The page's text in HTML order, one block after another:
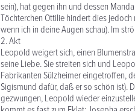
sein), hat gegen ihn und dessen
Töchterchen Ottilie hindert dies
wenn ich in deine Augen schau). Im
2. Akt
Leopold weigert sich, einen
seine Liebe. Sie streiten sich und
Fabrikanten Sülzheimer eingetroffen,
Sigismund dafür, daß er so schön ist).
gezwungen, Leopold wieder